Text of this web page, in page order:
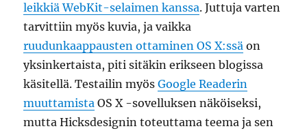
leikkiä WebKit-selaimen kanssa. Juttuja varten
tarvittiin myös kuvia, ja vaikka
ruudunkaappausten ottaminen OS X:ssä on
yksinkertaista, piti sitäkin erikseen blogissa
käsitellä. Testailin myösGoogle Readerin
muuttamista OS X -sovelluksen näköiseksi,
mutta Hicksdesignin toteuttama teema ja sen